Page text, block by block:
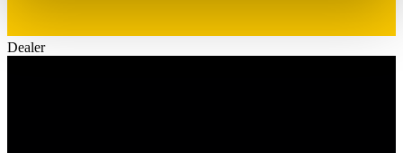
haben oder die sie im Rahmen Ihrer Nutzung der Dienste
gesammelt haben.Datenschutzerklärung
Dealer